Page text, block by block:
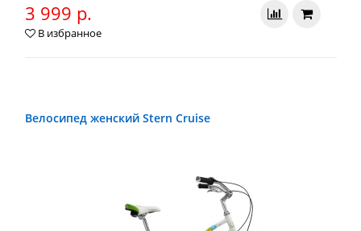
3 999 р.
В избранное
Велосипед женский Stern Cruise